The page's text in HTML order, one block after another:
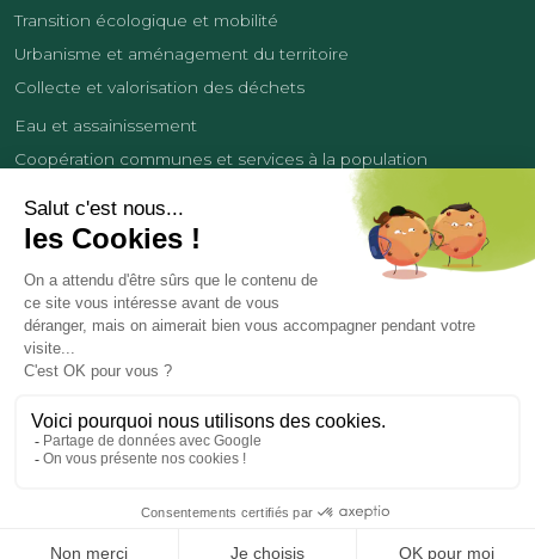
Transition écologique et mobilité
Urbanisme et aménagement du territoire
Collecte et valorisation des déchets
Eau et assainissement
Coopération communes et services à la population
Développement économique
Contact Tourisme
Politique de confidentialité
Mentions légales
Demande de données personnelles
© COMMUNAUTÉ DE COMMUNES DES LISIÈRES DE L’OISE
Réalisation et hébergement par